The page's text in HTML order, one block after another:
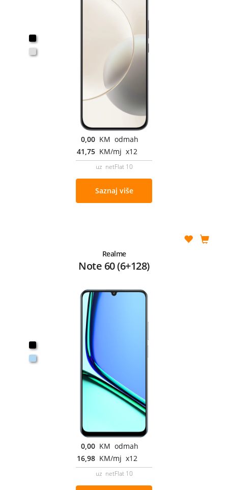
0,00 KM odmah
41,75 KM/mj x12
uz netFlat 10
Saznaj više
Realme
Note 60 (6+128)
0,00 KM odmah
16,98 KM/mj x12
uz netFlat 10